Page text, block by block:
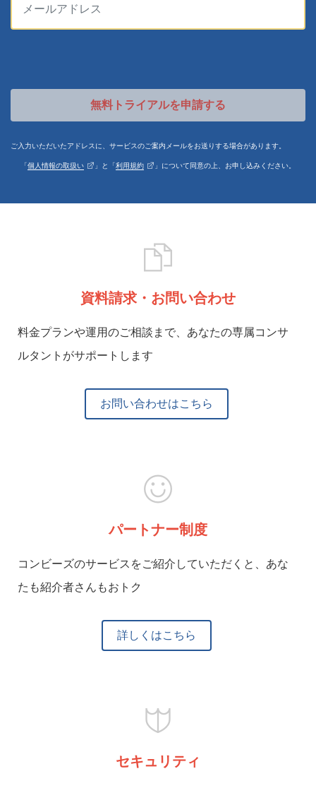
無料トライアルを申請する
ご入力いただいたアドレスに、サービスのご案内メールをお送りする場合があります。
「個人情報の取扱い 」と「利用規約 」について同意の上、お申し込みください。
資料請求・お問い合わせ
料金プランや運用のご相談まで、あなたの専属コンサ
ルタントがサポートします
お問い合わせはこちら
パートナー制度
コンビーズのサービスをご紹介していただくと、あな
たも紹介者さんもおトク
詳しくはこちら
セキュリティ